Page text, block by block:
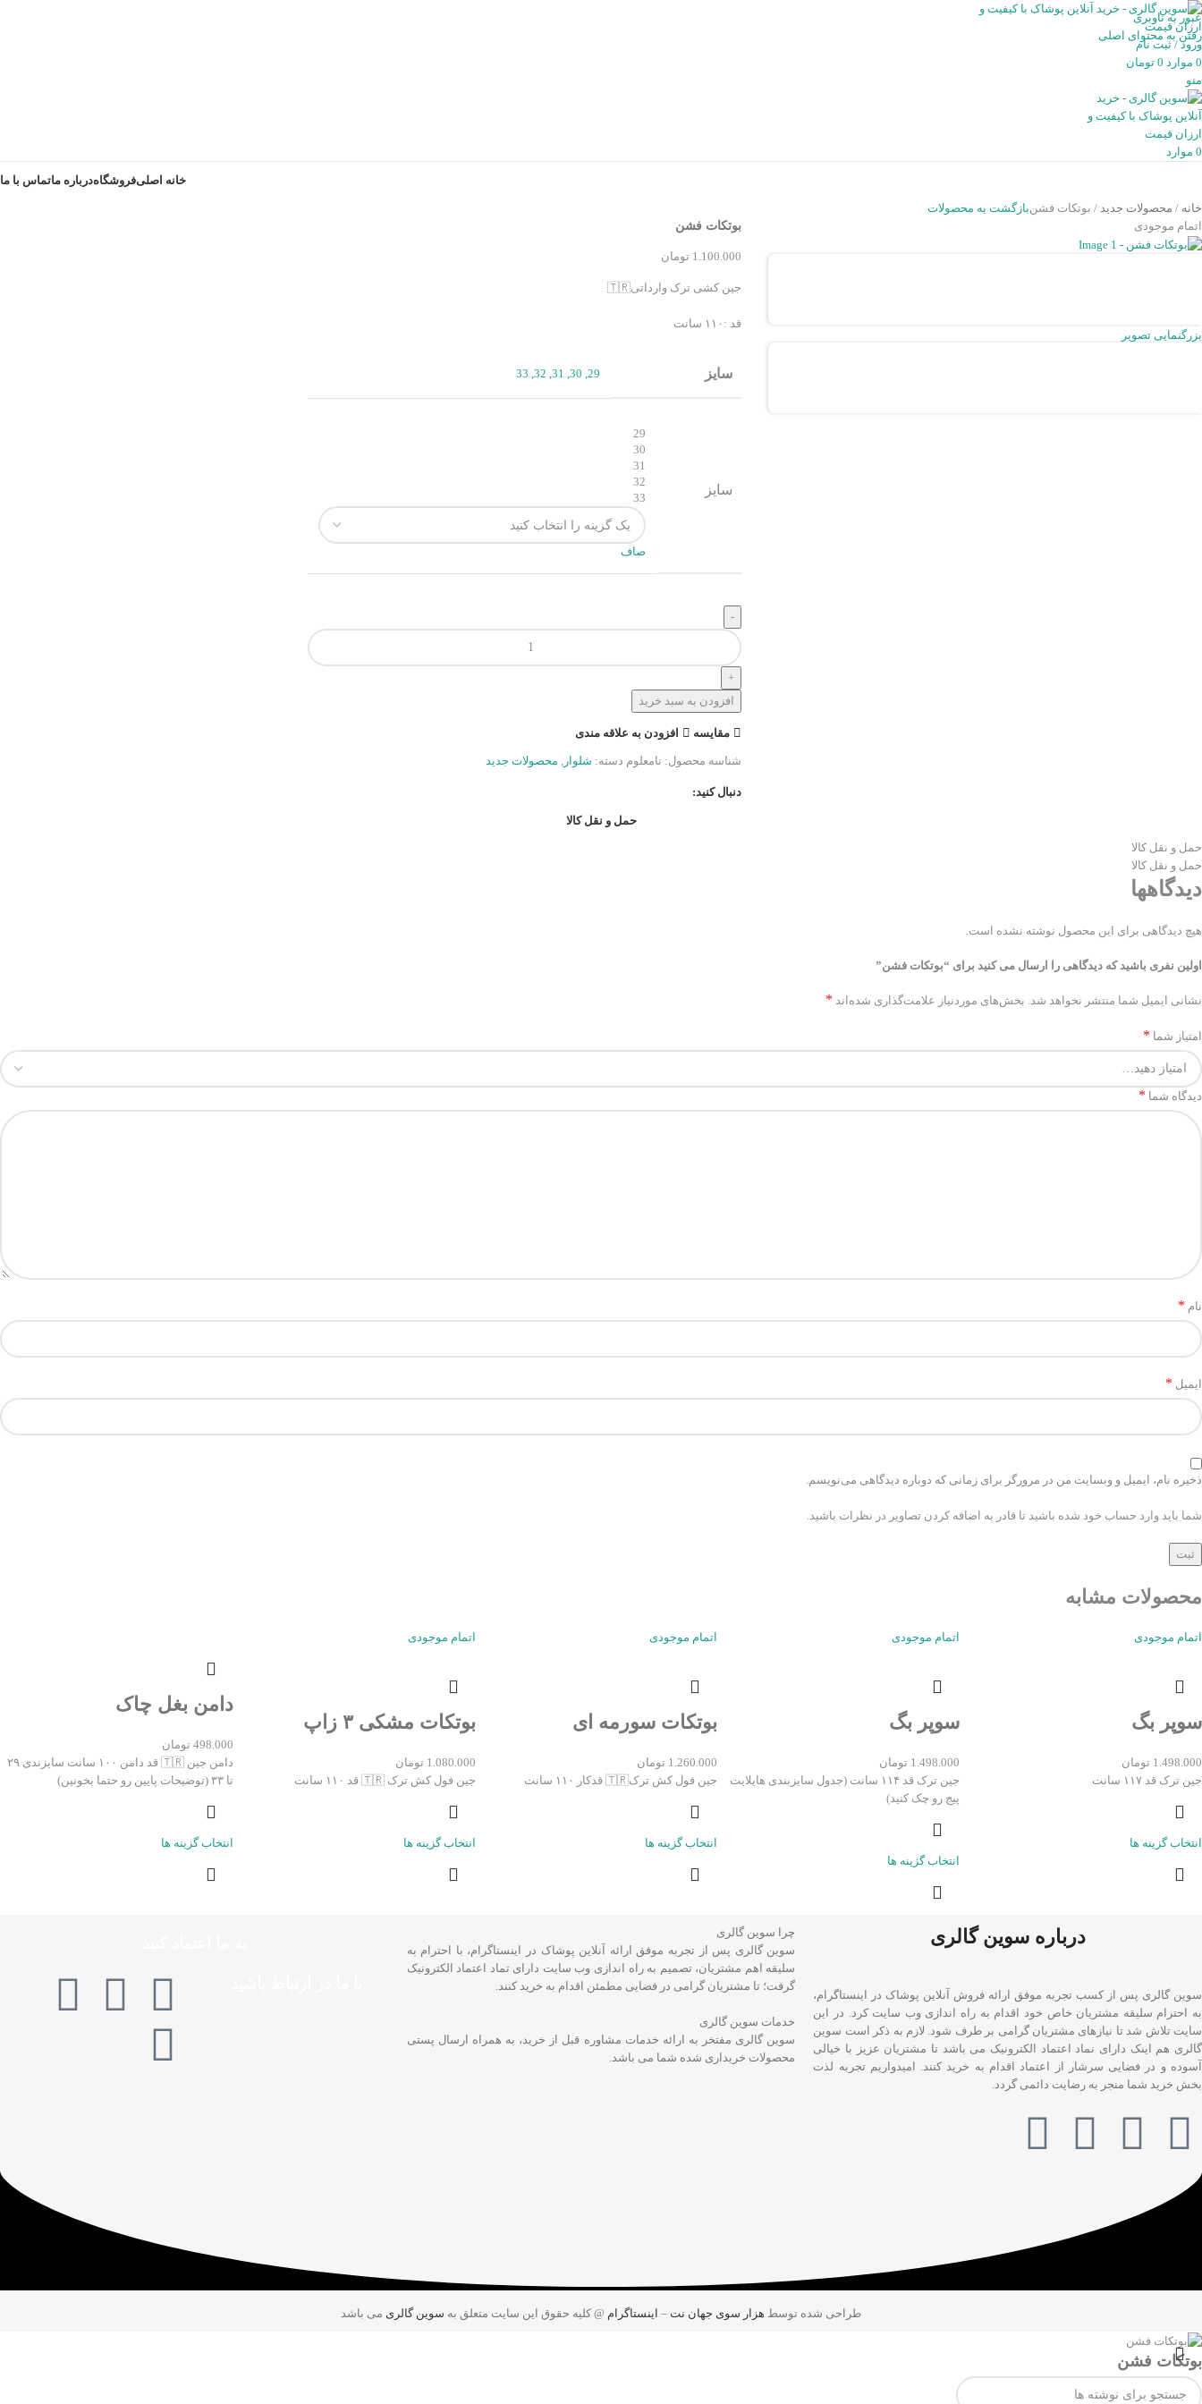
عبور به ناوبری
رفتن به محتوای اصلی
ورود / ثبت نام
0 موارد 0 تومان
منو
0 موارد
خانه اصلیفروشگاهدرباره ماتماس با ما
خانه محصولات جدید بوتکات فشنبازگشت به محصولات
اتمام موجودی
بزرگنمایی تصویر
بوتکات فشن
1.100.000 تومان
جین کشی ترک وارداتی🇹🇷
قد :۱۱۰ سانت
سایز 29
,
30
,
31
,
32
,
33
سایز
29
30
31
32
33
صاف
افزودن به سبد خرید
مقایسه افزودن به علاقه مندی
شناسه محصول: نامعلوم دسته: شلوار, محصولات جدید
دنبال کنید:
حمل و نقل کالا
حمل و نقل کالا
حمل و نقل کالا
دیدگاهها
هیچ دیدگاهی برای این محصول نوشته نشده است.
اولین نفری باشید که دیدگاهی را ارسال می کنید برای “بوتکات فشن”
نشانی ایمیل شما منتشر نخواهد شد. بخش‌های موردنیاز علامت‌گذاری شده‌اند *
امتیاز شما *
دیدگاه شما *
نام *
ایمیل *
ذخیره نام، ایمیل و وبسایت من در مرورگر برای زمانی که دوباره دیدگاهی می‌نویسم.
شما باید وارد حساب خود شده باشید تا قادر به اضافه کردن تصاویر در نظرات باشید.
محصولات مشابه
اتمام موجودی
سوپر بگ
1.498.000 تومان
جین ترک قد ۱۱۷ سانت
انتخاب گزینه ها
اتمام موجودی
سوپر بگ
1.498.000 تومان
جین ترک قد ۱۱۴ سانت (جدول سایزبندی هایلایت
پیج رو چک کنید)
انتخاب گزینه ها
اتمام موجودی
بوتکات سورمه ای
1.260.000 تومان
جین فول کش ترک🇹🇷 قدکار ۱۱۰ سانت
انتخاب گزینه ها
اتمام موجودی
بوتکات مشکی ۳ زاپ
1.080.000 تومان
جین فول کش ترک 🇹🇷 قد ۱۱۰ سانت
انتخاب گزینه ها
دامن بغل چاک
498.000 تومان
دامن جین 🇹🇷 قد دامن ۱۰۰ سانت سایزندی ۲۹
تا ۳۳ (توضیحات پایین رو حتما بخونین)
انتخاب گزینه ها
درباره سوین گالری
سوین گالری پس از کسب تجربه موفق ارائه فروش آنلاین پوشاک در اینستاگرام،
به احترام سلیقه مشتریان خاص خود اقدام به راه اندازی وب سایت کرد. در این
سایت تلاش شد تا نیازهای مشتریان گرامی بر طرف شود. لازم به ذکر است سوین
گالری هم اینک دارای نماد اعتماد الکترونیک می باشد تا مشتریان عزیز با خیالی
آسوده و در فضایی سرشار از اعتماد اقدام به خرید کنند. امیدواریم تجربه لذت
بخش خرید شما منجر به رضایت دائمی گردد.
چرا سوین گالری
سوین گالری پس از تجربه موفق ارائه آنلاین پوشاک در اینستاگرام، با احترام به
سلیقه اهم مشتریان، تصمیم به راه اندازی وب سایت دارای تماد اعتماد الکترونیک
گرفت؛ تا مشتریان گرامی در فضایی مطمئن اقدام به خرید کنند.
خدمات سوین گالری
سوین گالری مفتخر به ارائه خدمات مشاوره قبل از خرید، به همراه ارسال پستی
محصولات خریداری شده شما می باشد.
طراحی شده توسط هزار سوی جهان نت – اینستاگرام @ کلیه حقوق این سایت متعلق به سوین گالری می باشد
بوتکات فشن